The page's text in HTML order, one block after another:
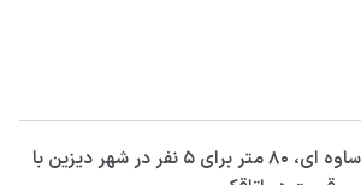
‫‫اجاره روزانه و ماهانه ساوه ای، 80 متر برای 5 نفر در شهر دیزین با